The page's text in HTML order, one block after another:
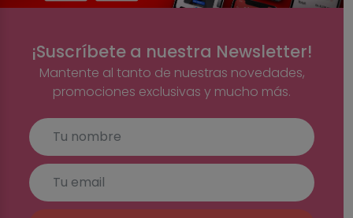
¡Suscríbete a nuestra Newsletter!
Mantente al tanto de nuestras novedades,
promociones exclusivas y mucho más.